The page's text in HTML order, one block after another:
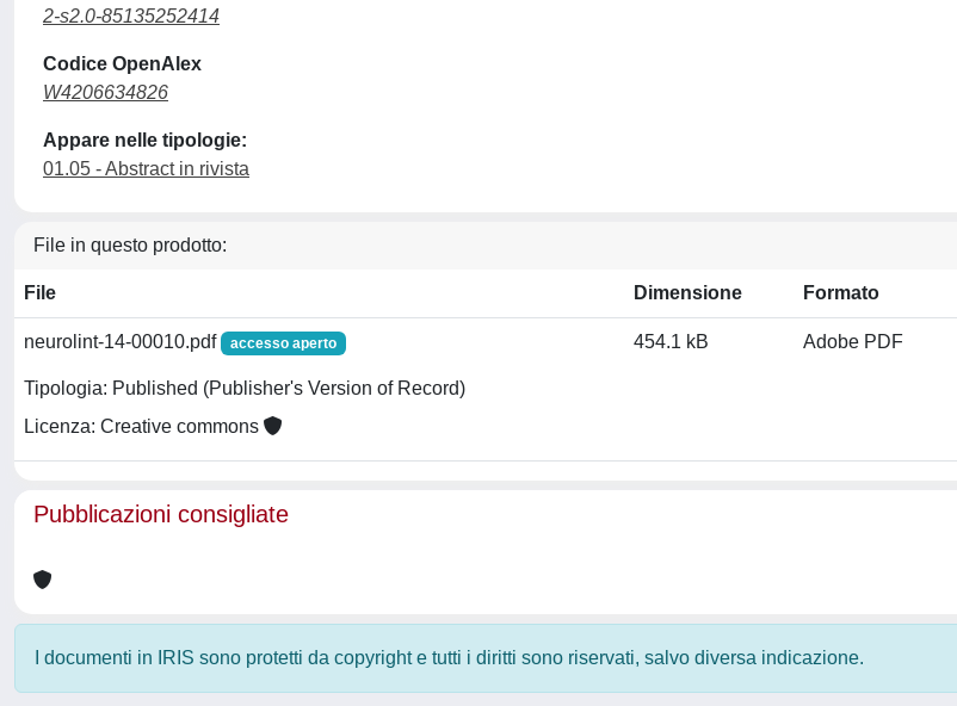
2-s2.0-85135252414
Codice OpenAlex
W4206634826
Appare nelle tipologie:
01.05 - Abstract in rivista
File in questo prodotto:
File Dimensione Formato
neurolint-14-00010.pdf accesso aperto
Tipologia: Published (Publisher's Version of Record)
Licenza: Creative commons
454.1 kB Adobe PDF
Pubblicazioni consigliate
I documenti in IRIS sono protetti da copyright e tutti i diritti sono riservati, salvo diversa indicazione.